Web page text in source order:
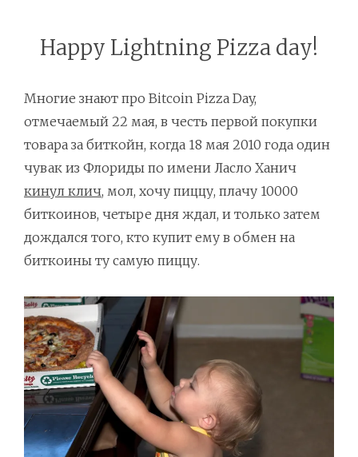
Happy Lightning Pizza day!
Многие знают про Bitcoin Pizza Day,
отмечаемый 22 мая, в честь первой покупки
товара за биткойн, когда 18 мая 2010 года один
чувак из Флориды по имени Ласло Ханич
кинул клич, мол, хочу пиццу, плачу 10000
биткоинов, четыре дня ждал, и только затем
дождался того, кто купит ему в обмен на
биткоины ту самую пиццу.